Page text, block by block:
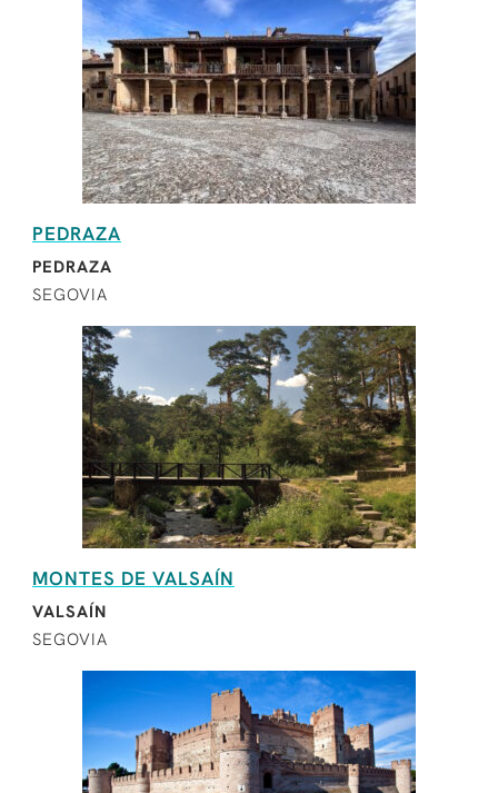
PEDRAZA
PEDRAZA
SEGOVIA
MONTES DE VALSAÍN
VALSAÍN
SEGOVIA